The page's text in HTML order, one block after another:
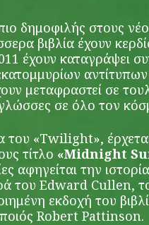
δημοφιλής στους
βιβλία έχουν
έχουν καταγράψει
μεταφραστεί σε
σε όλο τον
του «Twilight»,
τίτλο «Midnight
αφηγείται την
του Edward Cullen,
εκδοχή του
Robert Pattinson.